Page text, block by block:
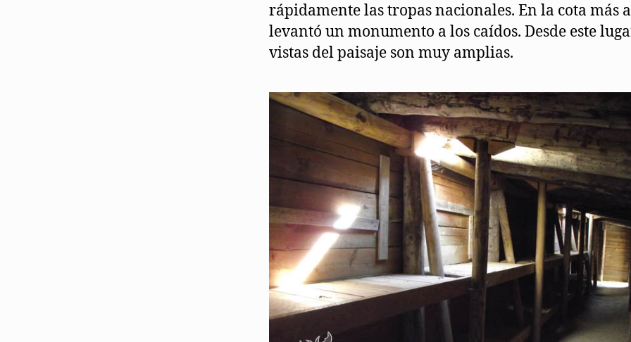
rápidamente las tropas nacionales. En la cota más
levantó un monumento a los caídos. Desde este
vistas del paisaje son muy amplias.